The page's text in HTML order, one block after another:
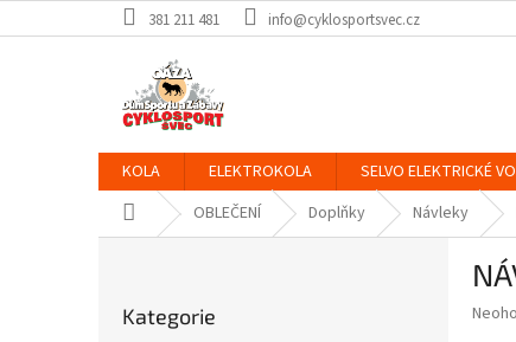
na
381 211 481 info@cyklosportsvec.cz
KOLA ELEKTROKOLA SELVO ELEKTRICKÉ
Domů OBLEČENÍ Doplňky Návleky
kategorie
Kategorie